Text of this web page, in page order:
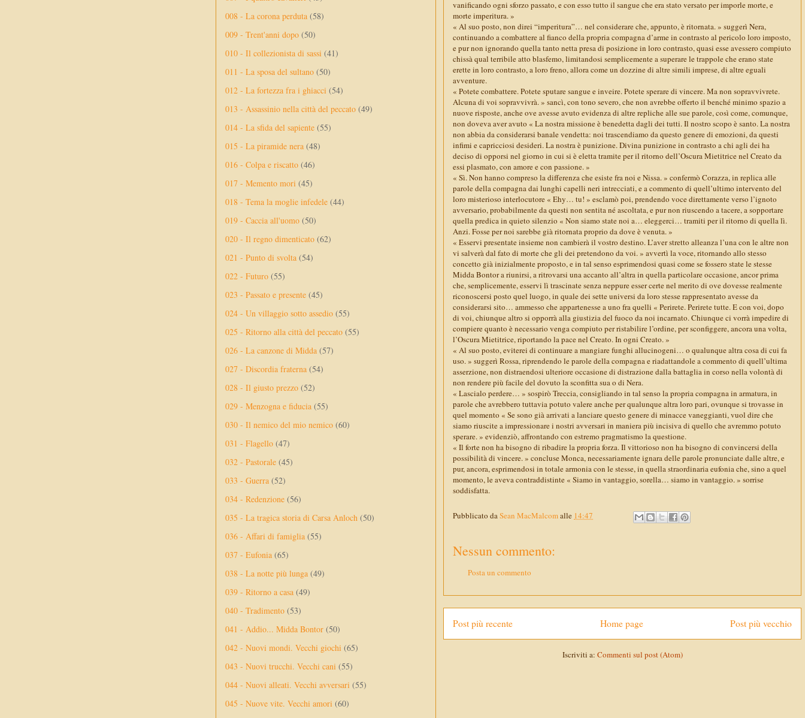
vanificando ogni sforzo passato, e con esso tutto il sangue che era stato versato per imporle morte, e
morte imperitura. »
« Al suo posto, non direi “imperitura”… nel considerare che, appunto, è ritornata. » suggerì Nera,
continuando a combattere al fianco della propria compagna d’arme in contrasto al pericolo loro imposto,
e pur non ignorando quella tanto netta presa di posizione in loro contrasto, quasi esse avessero compiuto
chissà qual terribile atto blasfemo, limitandosi semplicemente a superare le trappole che erano state
erette in loro contrasto, a loro freno, allora come un dozzine di altre simili imprese, di altre eguali
avventure.
« Potete combattere. Potete sputare sangue e inveire. Potete sperare di vincere. Ma non sopravvivrete.
Alcuna di voi sopravvivrà. » sancì, con tono severo, che non avrebbe offerto il benché minimo spazio a
nuove risposte, anche ove avesse avuto evidenza di altre repliche alle sue parole, così come, comunque,
non doveva aver avuto « La nostra missione è benedetta dagli dei tutti. Il nostro scopo è santo. La nostra
non abbia da considerarsi banale vendetta: noi trascendiamo da questo genere di emozioni, da questi
infimi e capricciosi desideri. La nostra è punizione. Divina punizione in contrasto a chi agli dei ha
deciso di opporsi nel giorno in cui si è eletta tramite per il ritorno dell’Oscura Mietitrice nel Creato da
essi plasmato, con amore e con passione. »
« Sì. Non hanno compreso la differenza che esiste fra noi e Nissa. » confermò Corazza, in replica alle
parole della compagna dai lunghi capelli neri intrecciati, e a commento di quell’ultimo intervento del
loro misterioso interlocutore « Ehy… tu! » esclamò poi, prendendo voce direttamente verso l’ignoto
avversario, probabilmente da questi non sentita né ascoltata, e pur non riuscendo a tacere, a sopportare
quella predica in quieto silenzio « Non siamo state noi a… eleggerci… tramiti per il ritorno di quella lì.
Anzi. Fosse per noi sarebbe già ritornata proprio da dove è venuta. »
« Esservi presentate insieme non cambierà il vostro destino. L’aver stretto alleanza l’una con le altre non
vi salverà dal fato di morte che gli dei pretendono da voi. » avvertì la voce, ritornando allo stesso
concetto già inizialmente proposto, e in tal senso esprimendosi quasi come se fossero state le stesse
Midda Bontor a riunirsi, a ritrovarsi una accanto all’altra in quella particolare occasione, ancor prima
che, semplicemente, esservi lì trascinate senza neppure esser certe nel merito di ove dovesse realmente
riconoscersi posto quel luogo, in quale dei sette universi da loro stesse rappresentato avesse da
considerarsi sito… ammesso che appartenesse a uno fra quelli « Perirete. Perirete tutte. E con voi, dopo
di voi, chiunque altro si opporrà alla giustizia del fuoco da noi incarnato. Chiunque ci vorrà impedire di
compiere quanto è necessario venga compiuto per ristabilire l’ordine, per sconfiggere, ancora una volta,
l’Oscura Mietitrice, riportando la pace nel Creato. In ogni Creato. »
« Al suo posto, eviterei di continuare a mangiare funghi allucinogeni… o qualunque altra cosa di cui fa
uso. » suggerì Rossa, riprendendo le parole della compagna e riadattandole a commento di quell’ultima
asserzione, non distraendosi ulteriore occasione di distrazione dalla battaglia in corso nella volontà di
non rendere più facile del dovuto la sconfitta sua o di Nera.
« Lascialo perdere… » sospirò Treccia, consigliando in tal senso la propria compagna in armatura, in
parole che avrebbero tuttavia potuto valere anche per qualunque altra loro pari, ovunque si trovasse in
quel momento « Se sono già arrivati a lanciare questo genere di minacce vaneggianti, vuol dire che
siamo riuscite a impressionare i nostri avversari in maniera più incisiva di quello che avremmo potuto
sperare. » evidenziò, affrontando con estremo pragmatismo la questione.
« Il forte non ha bisogno di ribadire la propria forza. Il vittorioso non ha bisogno di convincersi della
possibilità di vincere. » concluse Monca, necessariamente ignara delle parole pronunciate dalle altre, e
pur, ancora, esprimendosi in totale armonia con le stesse, in quella straordinaria eufonia che, sino a quel
momento, le aveva contraddistinte « Siamo in vantaggio, sorella… siamo in vantaggio. » sorrise
soddisfatta.
Pubblicato daSean MacMalcomalle 14:47
Nessun commento:
Posta un commento
Post più recente Post più vecchio
Home page
Iscriviti a: Commenti sul post (Atom)
008 - La corona perduta (58)
009 - Trent'anni dopo (50)
010 - Il collezionista di sassi (41)
011 - La sposa del sultano (50)
012 - La fortezza fra i ghiacci (54)
013 - Assassinio nella città del peccato (49)
014 - La sfida del sapiente (55)
015 - La piramide nera (48)
016 - Colpa e riscatto (46)
017 - Memento mori (45)
018 - Tema la moglie infedele (44)
019 - Caccia all'uomo (50)
020 - Il regno dimenticato (62)
021 - Punto di svolta (54)
022 - Futuro (55)
023 - Passato e presente (45)
024 - Un villaggio sotto assedio (55)
025 - Ritorno alla città del peccato (55)
026 - La canzone di Midda (57)
027 - Discordia fraterna (54)
028 - Il giusto prezzo (52)
029 - Menzogna e fiducia (55)
030 - Il nemico del mio nemico (60)
031 - Flagello (47)
032 - Pastorale (45)
033 - Guerra (52)
034 - Redenzione (56)
035 - La tragica storia di Carsa Anloch (50)
036 - Affari di famiglia (55)
037 - Eufonia (65)
038 - La notte più lunga (49)
039 - Ritorno a casa (49)
040 - Tradimento (53)
041 - Addio... Midda Bontor (50)
042 - Nuovi mondi. Vecchi giochi (65)
043 - Nuovi trucchi. Vecchi cani (55)
044 - Nuovi alleati. Vecchi avversari (55)
045 - Nuove vite. Vecchi amori (60)